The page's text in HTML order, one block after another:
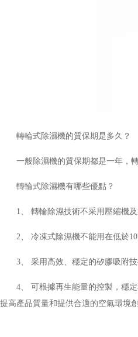
轉輪式除濕機的質保期是多久？
一般除濕機的質保期都是一年，
轉輪式除濕機有哪些優點？
1、 轉輪除濕技術不采用壓縮機
2、 冷凍式除濕機不能用在低於
3、 采用高效、穩定的矽膠吸附
4、 可根據再生能量的控製，穩
提高產品質量和提供合適的空氣環境創